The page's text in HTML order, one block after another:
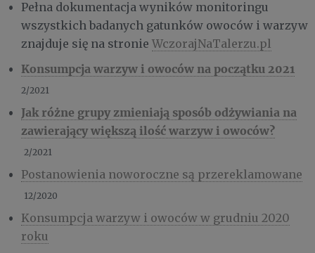
Pełna dokumentacja wyników monitoringu
wszystkich badanych gatunków owoców i warzyw
znajduje się na stronie WczorajNaTalerzu.pl
Konsumpcja warzyw i owoców na początku 2021
2/2021
Jak różne grupy zmieniają sposób odżywiania na
zawierającywiększą ilość warzyw i owoców?
2/2021
Postanowienia noworoczne są przereklamowane
12/2020
Konsumpcja warzyw i owoców w grudniu 2020
roku